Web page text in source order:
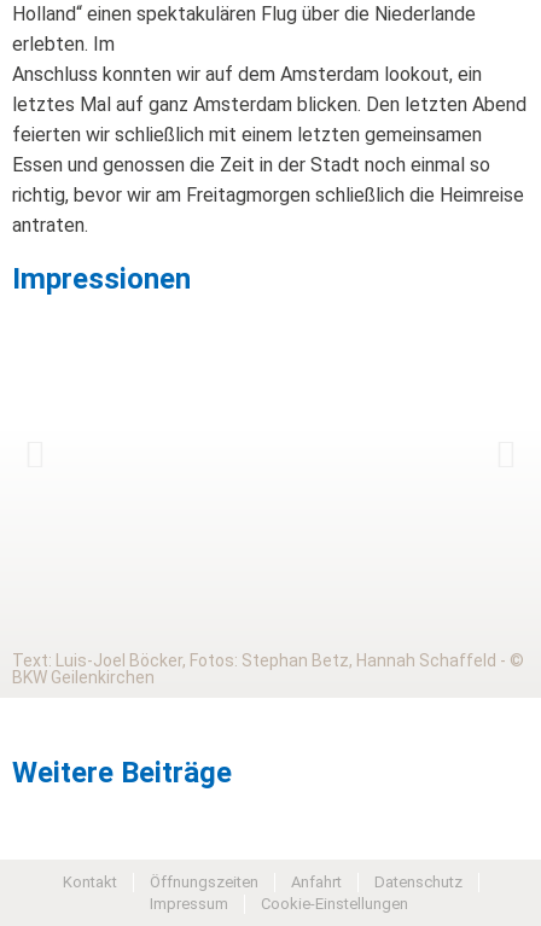
Holland“ einen spektakulären Flug über die Niederlande
erlebten. Im
Anschluss konnten wir auf dem Amsterdam lookout, ein
letztes Mal auf ganz Amsterdam blicken. Den letzten Abend
feierten wir schließlich mit einem letzten gemeinsamen
Essen und genossen die Zeit in der Stadt noch einmal so
richtig, bevor wir am Freitagmorgen schließlich die Heimreise
antraten.
Impressionen
Text: Luis-Joel Böcker, Fotos: Stephan Betz, Hannah Schaffeld - ©
BKW Geilenkirchen
Weitere Beiträge
Kontakt Öffnungszeiten Anfahrt
Datenschutz
Impressum
Cookie-Einstellungen